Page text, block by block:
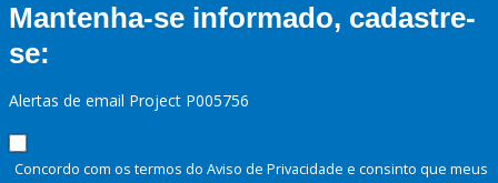
Mantenha-se informado, cadastre-
se:
Alertas de email Project P005756
Concordo com os termos do Aviso de Privacidade e consinto que meus